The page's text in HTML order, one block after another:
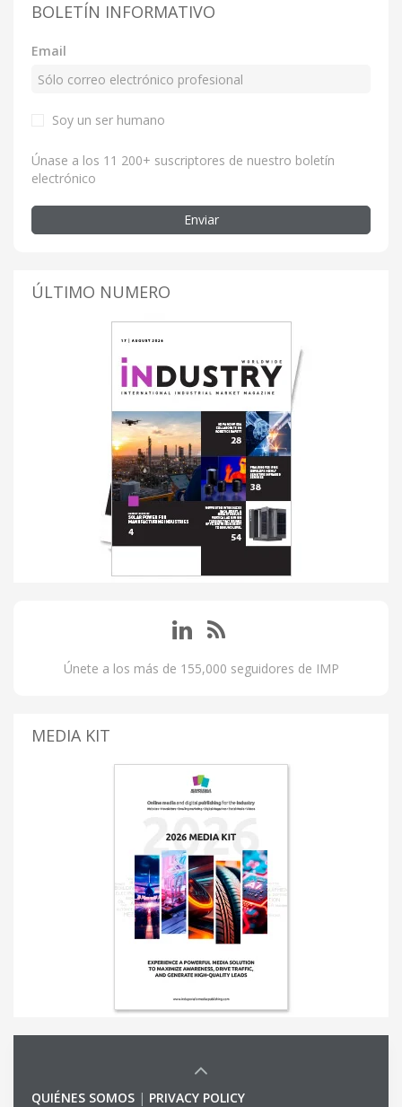
BOLETÍN INFORMATIVO
Email
Soy un ser humano
Únase a los 11 200+ suscriptores de nuestro boletín
electrónico
Enviar
ÚLTIMO NUMERO
Únete a los más de 155,000 seguidores de IMP
MEDIA KIT
QUIÉNES SOMOS | PRIVACY POLICY